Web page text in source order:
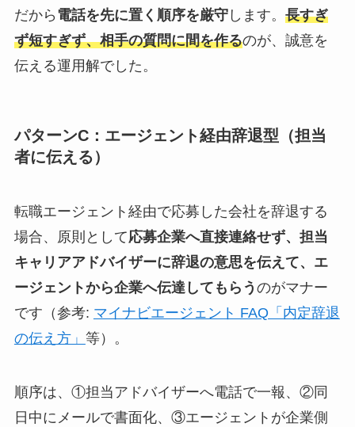
だから 電話を先に置く順序を厳守します。 長すぎ
ず短すぎず、相手の質問に間を作るのが、誠意を
伝える運用解でした。
パターンC：エージェント経由辞退型（担当
者に伝える）
転職エージェント経由で応募した会社を辞退する
場合、原則として応募企業へ直接連絡せず、担当
キャリアアドバイザーに辞退の意思を伝えて、エ
ージェントから企業へ伝達してもらう のがマナー
です（参考: マイナビエージェント FAQ「内定辞退
の伝え方」 等）。
順序は、①担当アドバイザーへ電話で一報、②同
日中にメールで書面化、③エージェントが企業側